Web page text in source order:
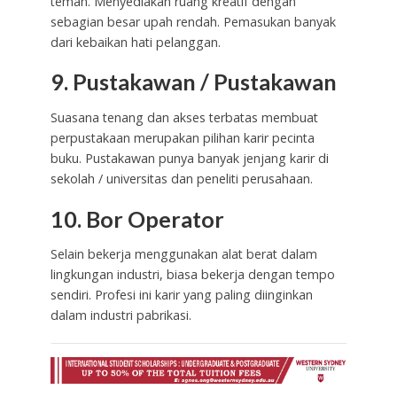
sebagian besar upah rendah. Pemasukan banyak
dari kebaikan hati pelanggan.
9. Pustakawan / Pustakawan
Suasana tenang dan akses terbatas membuat
perpustakaan merupakan pilihan karir pecinta
buku. Pustakawan punya banyak jenjang karir di
sekolah / universitas dan peneliti perusahaan.
10. Bor Operator
Selain bekerja menggunakan alat berat dalam
lingkungan industri, biasa bekerja dengan tempo
sendiri. Profesi ini karir yang paling diinginkan
dalam industri pabrikasi.